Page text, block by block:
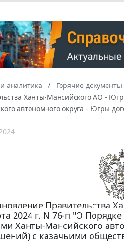
аналитика Горячие документы
Ханты-Мансийского АО -
автономного округа - Югры
Правительства
2024 г. N 76-п "О
Ханты-Мансийского
с казачьими